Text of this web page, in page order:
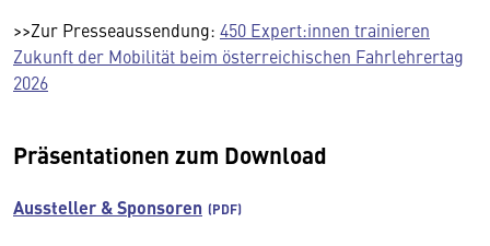
>>Zur Presseaussendung: 450 Expert:innen trainieren
Zukunft der Mobilität beim österreichischen Fahrlehrertag
2026
Präsentationen zum Download
Aussteller & Sponsoren